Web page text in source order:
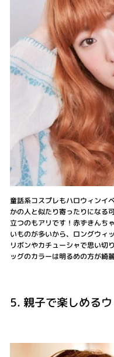
童話系コスプレもハロウィンイ
かの人と似たり寄ったりになる
立つのもアリです！赤ずきんち
いものが多いから、ロングウィ
リボンやカチューシャで思い切
ッグのカラーは明るめの方が綺
5. 親子で楽しめる